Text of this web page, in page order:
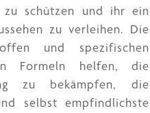
zu schützen und ihr ein
zu verleihen. Die
und spezifischen
Formeln helfen, die
zu bekämpfen, die
selbst empfindlichste